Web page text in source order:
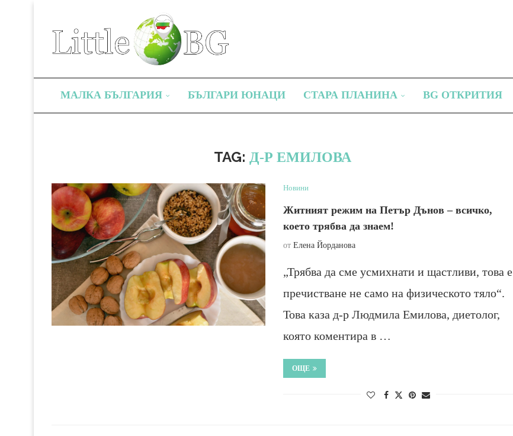
МАЛКА БЪЛГАРИЯ БЪЛГАРИ ЮНАЦИ СТАРА ПЛАНИНА BG ОТКРИТИЯ
TAG: Д-Р ЕМИЛОВА
Новини
Житният режим на Петър Дънов – всичко,
което трябва да знаем!
от Елена Йорданова
„Трябва да сме усмихнати и щастливи, това е
пречистване не само на физическото тяло“.
Това каза д-р Людмила Емилова, диетолог,
която коментира в …
ОЩЕ